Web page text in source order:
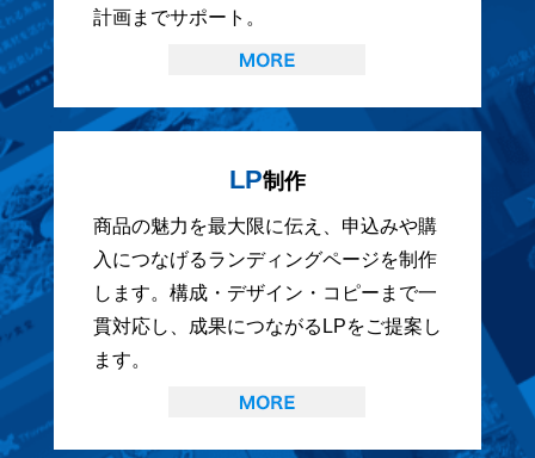
計画までサポート。
LP制作
商品の魅力を最大限に伝え、申込みや購
入につなげるランディングページを制作
します。構成・デザイン・コピーまで一
貫対応し、成果につながるLPをご提案し
ます。